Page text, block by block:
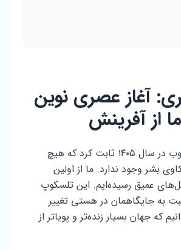
آغاز عصری نوین
از آفرینش
تلسکوپ جیمز وب در سال ۱۴۰۵ ثابت کرد که هیچ
بشر وجود ندارد. ما از اولین
عمیق رسیده‌ایم. این تلسکوپ
به جایگاهمان در هستی تغییر
که جهان بسیار زنده‌تر و پویاتر از